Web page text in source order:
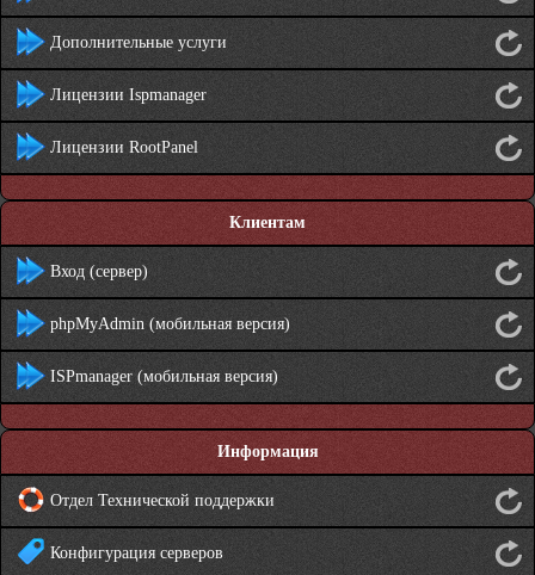
Дополнительные услуги
Лицензии Ispmanager
Лицензии RootPanel
Клиентам
Вход (сервер)
phpMyAdmin (мобильная версия)
ISPmanager (мобильная версия)
Информация
Отдел Технической поддержки
Конфигурация серверов